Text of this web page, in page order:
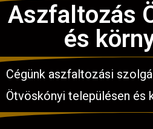
Aszfaltozás
és
Cégünk aszfaltozási
Ötvöskónyi településen és